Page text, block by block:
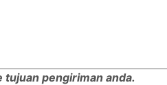
tujuan pengiriman anda.